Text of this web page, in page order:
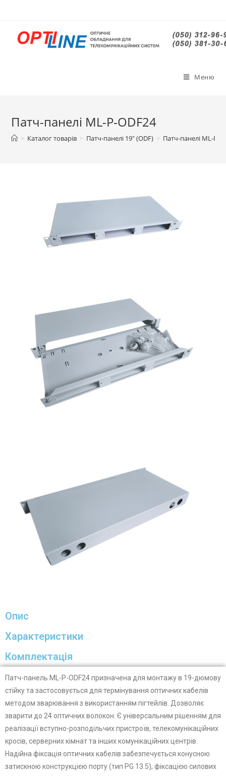
Меню
Патч-панелі ML-P-ODF24
> Каталог товарів > Патч-панелі 19″ (ODF) > Патч-панелі ML-P-
Опис
Характеристики
Комплектація
Патч-панель ML-P-ODF24 призначена для монтажу в 19-дюмову
стійку та застосовується для термінування оптичних кабелів
методом зварювання з використанням пігтейлів. Дозволяє
зварити до 24 оптичних волокон. Є універсальним рішенням для
реалізації вступно-розподільчих пристроїв, телекомунікаційних
кросів, серверних кімнат та інших комунікаційних центрів.
Надійна фіксація оптичних кабелів забезпечується конусною
затискною конструкцією порту (тип PG 13.5), фіксацією силових